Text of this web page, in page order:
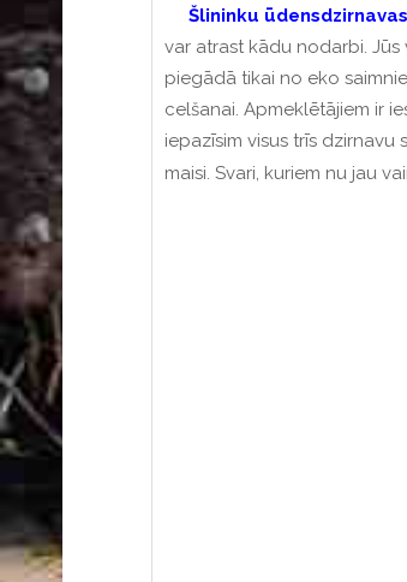
Šlininku ūdensdzirnavas
var atrast kādu nodarbi.
piegādā tikai no eko
celšanai. Apmeklētājiem ir
iepazīsim visus trīs dzirnavu
maisi. Svari, kuriem nu jau